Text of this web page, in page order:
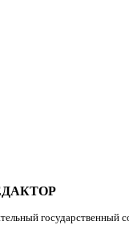
государственный